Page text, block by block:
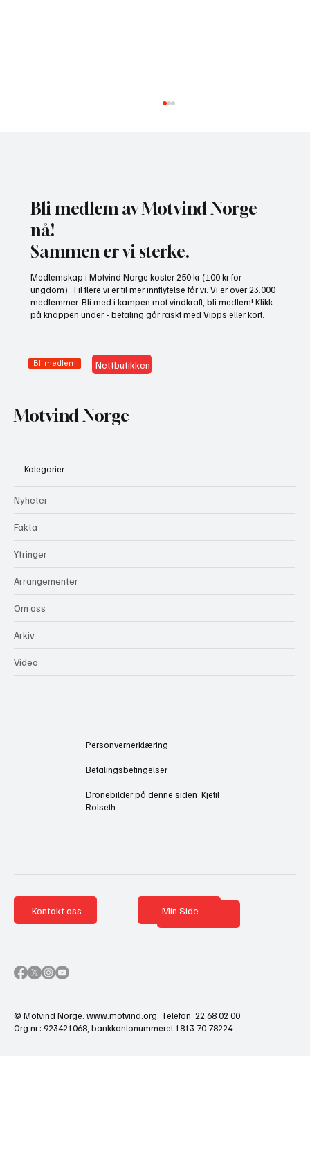
naturhensyn
Bli medlem av Motvind Norge
nå!
Sammen er vi sterke.
Medlemskap i Motvind Norge koster 250 kr (100 kr for
ungdom). Til flere vi er til mer innflytelse får vi. Vi er over 23.000
medlemmer. Bli med i kampen mot vindkraft, bli medlem! Klikk
på knappen under - betaling går raskt med Vipps eller kort.
Bli medlem Nettbutikken
Motvind Norge
Kategorier
Nyheter
Fakta
Ytringer
Arrangementer
Om oss
Arkiv
Video
Personvernerklæring
Betalingsbetingelser
Dronebilder på denne siden: Kjetil
Rolseth
Kontakt oss Nettbutikk
Min Side
© Motvind Norge. www.motvind.org . Telefon: 22 68 02 00
Org.nr.: 923421068, bankkontonummeret 1813.70.78224